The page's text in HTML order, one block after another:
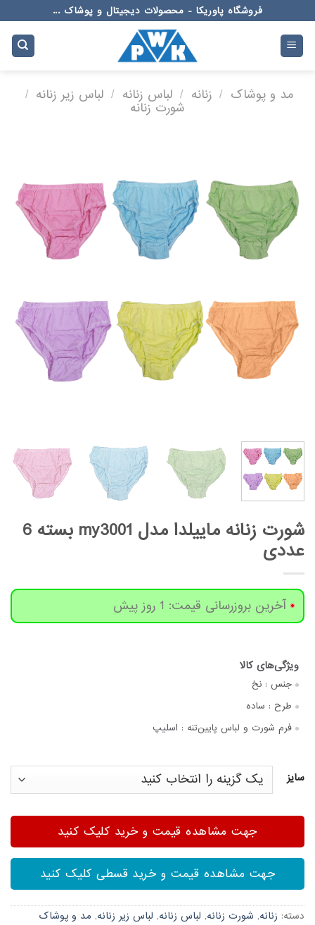
to
content
فروشگاه پاوریکا - محصولات دیجیتال و پوشاک ...
مد و پوشاک / زنانه / لباس زنانه / لباس زیر زنانه /
شورت زنانه
شورت زنانه ماییلدا مدل my3001 بسته 6
عددی
آخرین بروزرسانی قیمت: 1 روز پیش
جنس : نخ
طرح : ساده
فرم شورت و لباس پایین‌تنه : اسلیپ
سایز
جهت مشاهده قیمت و خرید کلیک کنید
جهت مشاهده قیمت و خرید قسطی کلیک کنید
دسته: زنانه, شورت زنانه, لباس زنانه, لباس زیر زنانه, مد و پوشاک